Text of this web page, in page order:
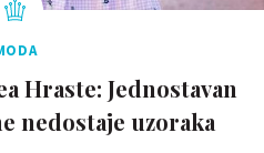
Hraste: Jednostavan
nedostaje uzoraka